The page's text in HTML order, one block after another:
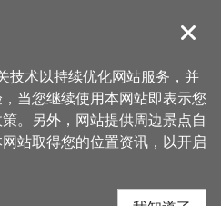
導覽
> 侏罗纪博物馆
周边景点
关闭
技术以持续优化网站服务，并
当您继续使用本网站即表示您
。另外，网站提供周边景点自
站取得您的位置资讯，以开启